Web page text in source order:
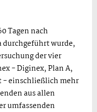
Tagen nach
durchgeführt wurde,
der vier
- Diginex, Plan A,
- einschließlich mehr
aus allen
umfassenden